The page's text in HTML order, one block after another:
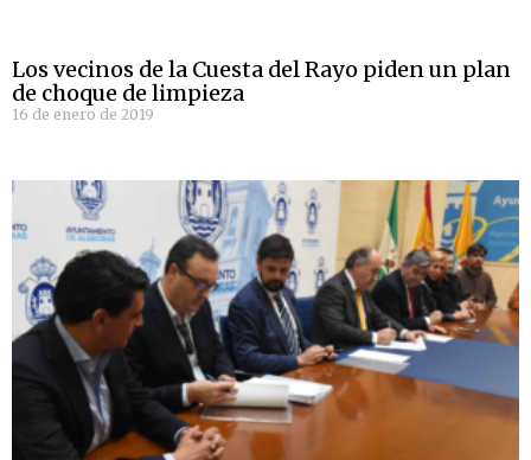
Los vecinos de la Cuesta del Rayo piden un plan
de choque de limpieza
16 de enero de 2019